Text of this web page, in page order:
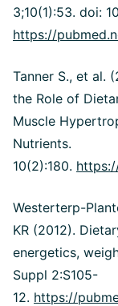
3;10(1):53. doi:
https://
Tanner S., et al.
the Role of
Muscle
Nutrients.
10(2):180.
Westerterp-
KR (2012).
energetics,
Suppl 2:S105-
12. https://